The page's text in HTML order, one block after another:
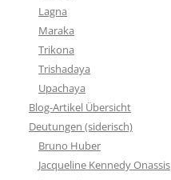
Lagna
Maraka
Trikona
Trishadaya
Upachaya
Blog-Artikel Übersicht
Deutungen (siderisch)
Bruno Huber
Jacqueline Kennedy Onassis